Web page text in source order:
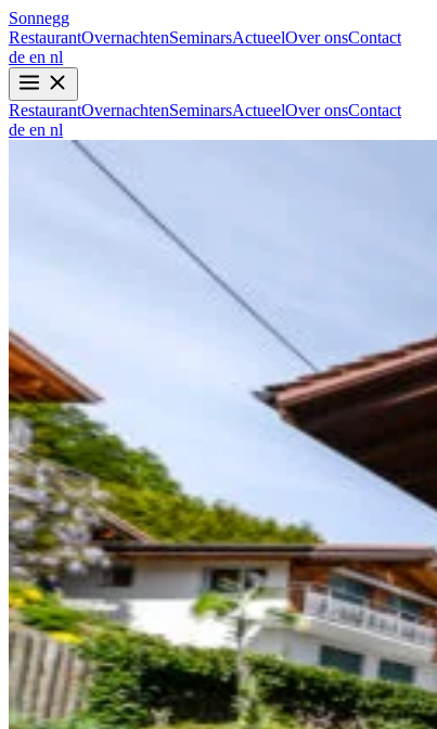
Sonnegg
RestaurantOvernachtenSeminarsActueelOver onsContact
de en nl
RestaurantOvernachtenSeminarsActueelOver onsContact
de en nl